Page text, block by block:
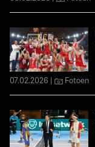
07.02.2026 Fotoen